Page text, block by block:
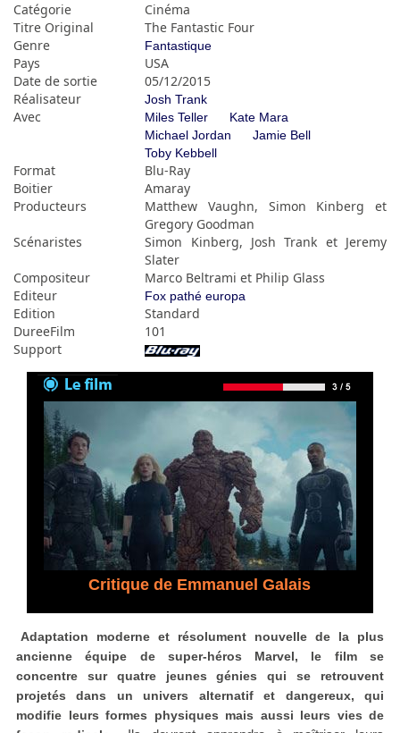
Catégorie
Cinéma
Titre Original
The Fantastic Four
Genre
Fantastique
Pays
USA
Date de sortie
05/12/2015
Réalisateur
Josh Trank
Avec Miles Teller
Kate Mara
Michael Jordan
Jamie Bell
Toby Kebbell
Format
Blu-Ray
Boitier
Amaray
Producteurs
Matthew Vaughn, Simon Kinberg et
Gregory Goodman
Scénaristes
Simon Kinberg, Josh Trank et Jeremy
Slater
Compositeur
Marco Beltrami et Philip Glass
Editeur
Fox pathé europa
Edition
Standard
DureeFilm
101
Support
Critique de Emmanuel Galais
Adaptation moderne et résolument nouvelle de la plus
ancienne équipe de super-héros Marvel, le film se
concentre sur quatre jeunes génies qui se retrouvent
projetés dans un univers alternatif et dangereux, qui
modifie leurs formes physiques mais aussi leurs vies de